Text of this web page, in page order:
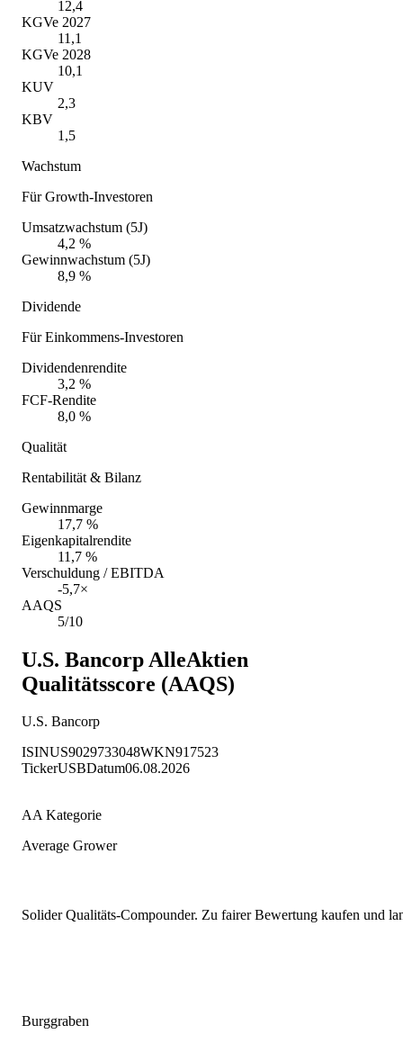
12,4
KGVe 2027
11,1
KGVe 2028
10,1
KUV
2,3
KBV
1,5
Wachstum
Für Growth-Investoren
Umsatzwachstum (5J)
4,2 %
Gewinnwachstum (5J)
8,9 %
Dividende
Für Einkommens-Investoren
Dividendenrendite
3,2 %
FCF-Rendite
8,0 %
Qualität
Rentabilität & Bilanz
Gewinnmarge
17,7 %
Eigenkapitalrendite
11,7 %
Verschuldung / EBITDA
-5,7×
AAQS
5/10
U.S. Bancorp AlleAktien
Qualitätsscore (AAQS)
U.S. Bancorp
ISINUS9029733048WKN917523
TickerUSBDatum06.08.2026
AA Kategorie
Average Grower
Solider Qualitäts-Compounder. Zu fairer Bewertung kaufen und
Burggraben